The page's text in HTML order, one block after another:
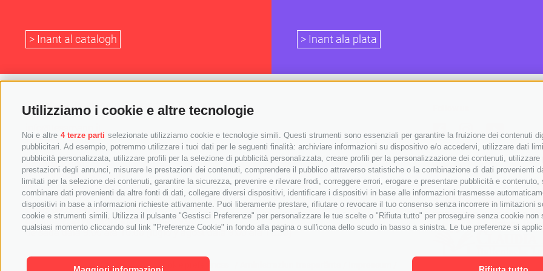
Utilizziamo i cookie e altre tecnologie
Noi e altre 4 terze parti selezionate utilizziamo cookie e tecnologie simili. Questi strumenti sono essenziali per garantire la fruizione dei contenuti
pubblicitari. Ad esempio, potremmo utilizzare i tuoi dati per le seguenti finalità: archiviare informazioni su dispositivo e/o accedervi, utilizzare dati
pubblicità personalizzata, utilizzare profili per la selezione di pubblicità personalizzata, creare profili per la personalizzazione dei contenuti,
prestazioni degli annunci, misurare le prestazioni dei contenuti, comprendere il pubblico attraverso statistiche o la combinazione di dati provenienti
limitati per la selezione dei contenuti, garantire la sicurezza, prevenire e rilevare frodi, correggere errori, erogare e presentare pubblicità e
combinare dati provenienti da altre fonti di dati, collegare diversi dispositivi, identificare i dispositivi in base alle informazioni trasmesse
dispositivi in base a informazioni richieste attivamente. Puoi liberamente prestare, rifiutare o revocare il tuo consenso senza incorrere in
cookie e strumenti simili. Utilizza il pulsante "Gestisci Preferenze" per personalizzare le tue scelte o "Rifiuta tutto" per proseguire senza cookie
qualsiasi momento cliccando sul link "Preferenze Cookie" in fondo alla pagina o sull'icona dello scudo in basso a sinistra. Le tue preferenze si
> Inant al catalogh > Inant ala plata
Biblioteca Provinziala Dr. Friedrich Teßmann
Streda A.-Diaz 8 / I-39100 Bulsan
+39 0471 471814
Aministrazion:
verwaltung@tessmann.it
verwaltung@pec.tessmann.it
Orars de giaurida:
dal lunesc al vënerdi dala 9:00 ala 19:00
de sada dala 9.00 ala 16.00 (lugio y agost dala 9:00 ala 12:30)
Partner
Cookie Policy / Privacy / Cookie preferences